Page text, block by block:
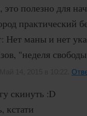
это полезно для
практический
Нет маны и нет
"неделя
скинуть :D
кстати